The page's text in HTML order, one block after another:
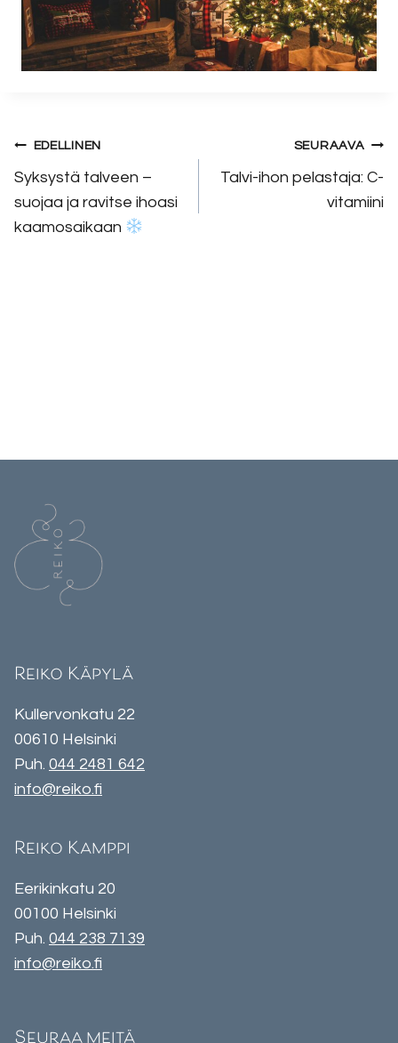
Artikkelien
selaus
EDELLINEN
Syksystä talveen –
suojaa ja ravitse ihoasi
kaamosaikaan
SEURAAVA
Talvi-ihon pelastaja: C-
vitamiini
Reiko Käpylä
Kullervonkatu 22
00610 Helsinki
Puh. 044 2481 642
info@reiko.fi
Reiko Kamppi
Eerikinkatu 20
00100 Helsinki
Puh. 044 238 7139
info@reiko.fi